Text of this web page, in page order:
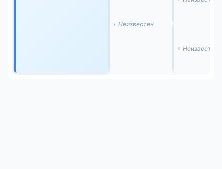
♀ Неизвестен
♀ Неизвестен